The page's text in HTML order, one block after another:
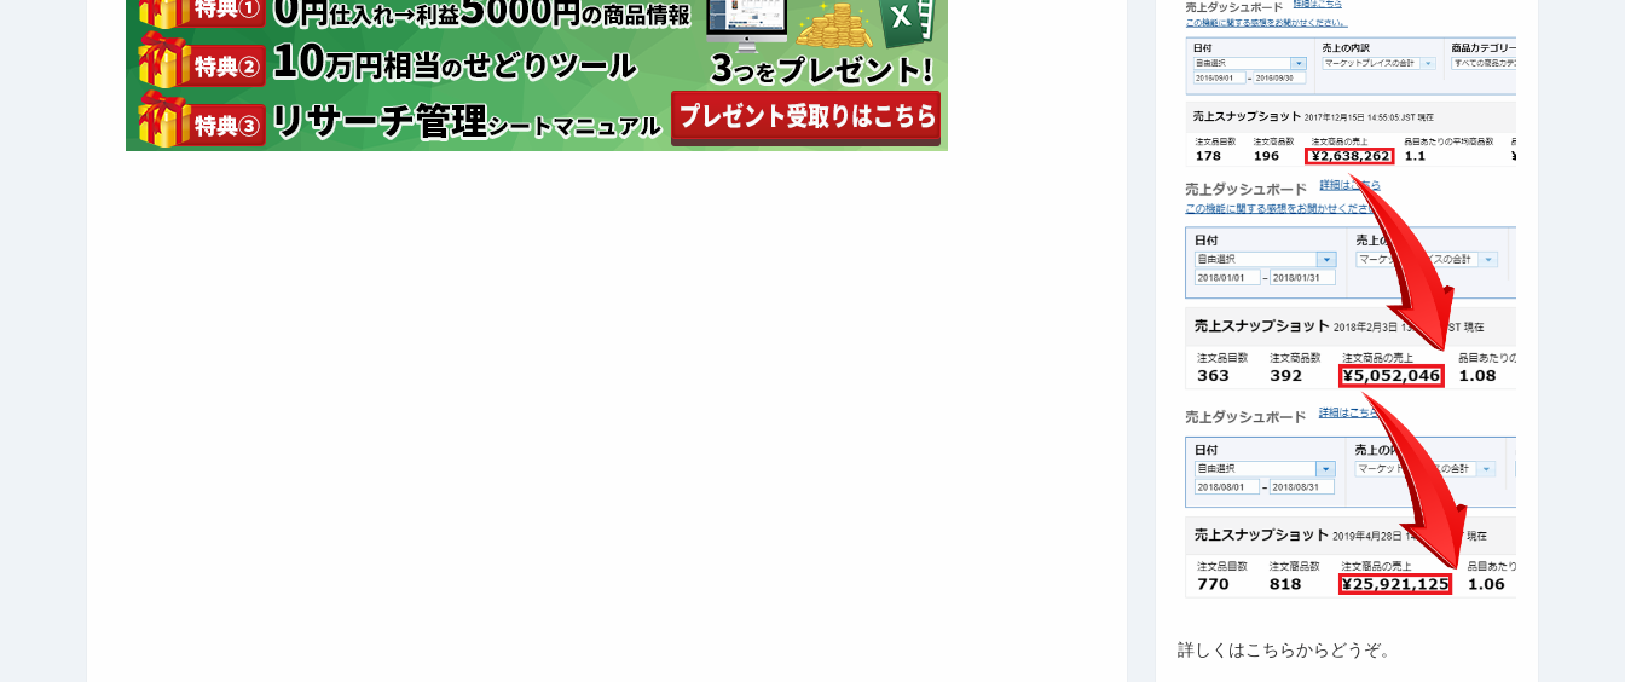
詳しくはこちらからどうぞ。